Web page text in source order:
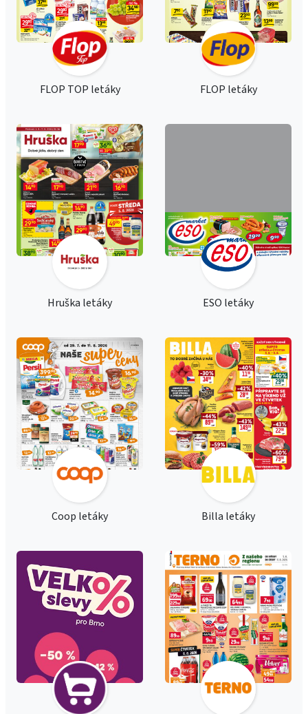
FLOP TOP letáky FLOP letáky
Hruška letáky ESO letáky
Coop letáky Billa letáky